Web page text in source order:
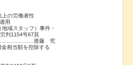
上の労働者性
用
域スタッフ）事件・
判1154号67頁
後藤 究
相当額を控除する